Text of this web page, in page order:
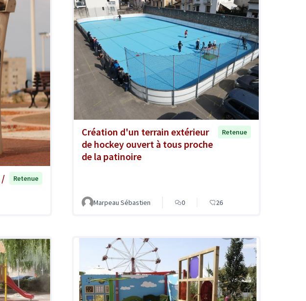
/
Retenue
Création d'un terrain extérieur
de hockey ouvert à tous proche
de la patinoire
Retenue
Marpeau Sébastien 0 26